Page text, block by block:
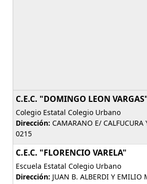
C.E.C. "DOMINGO LEON
Colegio Estatal Colegio Urbano
Dirección: CAMARANO E/
0215
C.E.C. "FLORENCIO VARELA"
Escuela Estatal Colegio Urbano
Dirección: JUAN B. ALBERDI Y